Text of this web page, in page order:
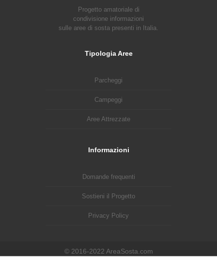
Progetto amatoriale di
condivisione informazioni
sulle aree di sosta presenti in Italia.
Tipologia Aree
Parcheggi
Campeggi
Aree Attrezzate
Informazioni
Domande frequenti
Sostieni il Progetto
Privacy Policy
© 2016-2022 AreaSosta.com